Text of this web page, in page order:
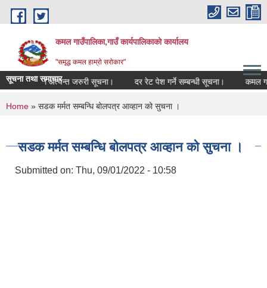
Skip to main content
कमल गाउँपालिका,गाउँ कार्यपालिकाको कार्यालय
"समृद्ध कमल हाम्रो सरोकार"
सूचना तथा समाचार
लागि अत्यन्त जरुरी सूचना। दर रेट पेश गर्ने सम्बन्धी सूचना। कमल
You are here
Home » सडक मर्मत सम्बन्धि बोलपत्र आव्हान को सुचना ।
सडक मर्मत सम्बन्धि बोलपत्र आव्हान को सुचना ।
Submitted on: Thu, 09/01/2022 - 10:58